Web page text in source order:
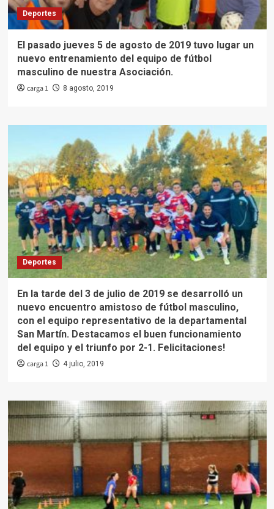
Deportes
El pasado jueves 5 de agosto de 2019 tuvo lugar un
nuevo entrenamiento del equipo de fútbol
masculino de nuestra Asociación.
carga 1 8 agosto, 2019
Deportes
En la tarde del 3 de julio de 2019 se desarrolló un
nuevo encuentro amistoso de fútbol masculino,
con el equipo representativo de la departamental
San Martín. Destacamos el buen funcionamiento
del equipo y el triunfo por 2-1. Felicitaciones!
carga 1 4 julio, 2019